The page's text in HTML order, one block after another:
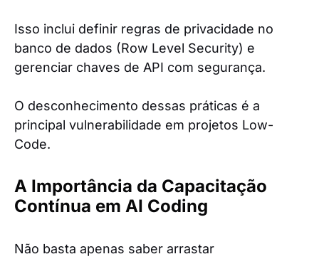
Isso inclui definir regras de privacidade no
banco de dados (Row Level Security) e
gerenciar chaves de API com segurança.
O desconhecimento dessas práticas é a
principal vulnerabilidade em projetos Low-
Code.
A Importância da Capacitação
Contínua em AI Coding
Não basta apenas saber arrastar